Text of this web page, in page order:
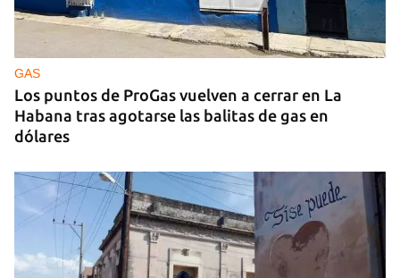
IA
China lanza una organización internacional de
gobernanza de la IA con 29 países, entre ellos
Cuba
GAS
Los puntos de ProGas vuelven a cerrar en La
Habana tras agotarse las balitas de gas en
dólares